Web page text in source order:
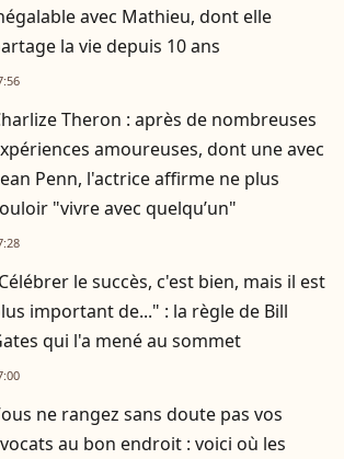
avec Mathieu, dont elle
la vie depuis 10 ans
Theron : après de nombreuses
amoureuses, dont une avec
Penn, l'actrice affirme ne plus
"vivre avec quelqu’un"
le succès, c'est bien, mais il est
important de..." : la règle de Bill
qui l'a mené au sommet
ne rangez sans doute pas vos
au bon endroit : voici où les